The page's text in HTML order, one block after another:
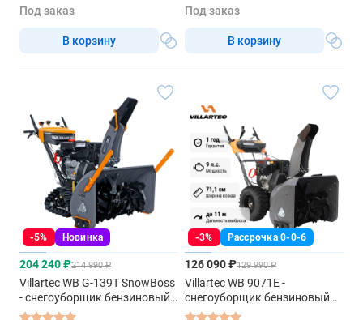
Под заказ
В корзину
Под заказ
В корзину
-5% Новинка
204 240 ₽214 990 ₽
Villartec WB G-139T SnowBoss
- снегоуборщик бензиновый
самоходный
-3% Рассрочка 0-0-6
126 090 ₽129 990 ₽
Villartec WB 9071E -
снегоуборщик бензиновый
самоходный